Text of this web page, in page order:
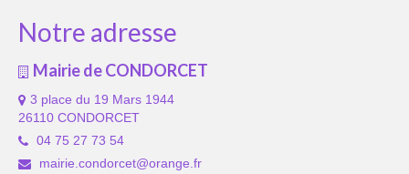
Notre adresse
Mairie de CONDORCET
3 place du 19 Mars 1944
26110 CONDORCET
04 75 27 73 54
mairie.condorcet@orange.fr